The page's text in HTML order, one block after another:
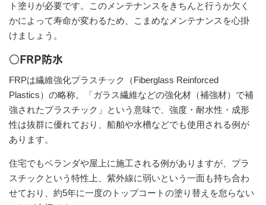
ト塗りが必要です。このメンテナンスをきちんと行うか欠く
かによって寿命が変わるため、こまめなメンテナンスを心掛
けましょう。
○FRP防水
FRPは繊維強化プラスチック（Fiberglass Reinforced
Plastics）の略称。「ガラス繊維などの強化材（補強材）で補
強されたプラスチック」という意味で、強度・耐水性・成形
性は抜群に優れており、船舶や水槽などでも使用される例が
あります。
住宅でもベランダや屋上に施工される例がありますが、プラ
スチックという特性上、紫外線に弱いという一面も持ち合わ
せており、約5年に一度のトップコートの塗り替えを怠らない